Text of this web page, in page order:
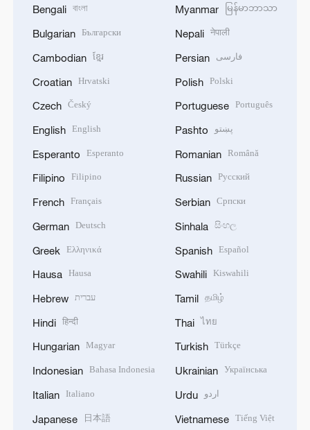
Bengali বাংলা
Bulgarian Български
Cambodian ខ្មែរ
Croatian Hrvatski
Czech Český
English English
Esperanto Esperanto
Filipino Filipino
French Français
German Deutsch
Greek Ελληνικά
Hausa Hausa
Hebrew עברית
Hindi हिन्दी
Hungarian Magyar
Indonesian Bahasa Indonesia
Italian Italiano
Japanese 日本語
Myanmar မြန်မာဘာသာ
Nepali नेपाली
Persian فارسی
Polish Polski
Portuguese Português
Pashto پښتو
Romanian Română
Russian Русский
Serbian Српски
Sinhala සිංහල
Spanish Español
Swahili Kiswahili
Tamil தமிழ்
Thai ไทย
Turkish Türkçe
Ukrainian Українська
Urdu اردو
Vietnamese Tiếng Việt